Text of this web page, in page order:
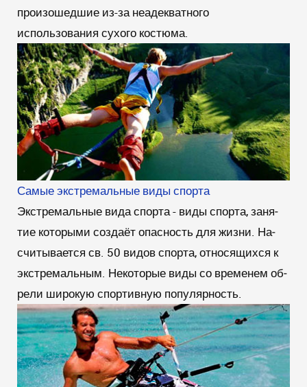
произошедшие из-за неадекватного
использования сухого костюма.
Самые экстремальные виды спорта
Экстремальные вида спорта - ви­ды спор­та, за­ня­
тие ко­то­ры­ми соз­да­ёт опас­ность для жиз­ни. На­
счи­ты­ва­ет­ся св. 50 ви­дов спор­та, от­но­ся­щих­ся к
экс­тре­маль­ным. Не­ко­то­рые ви­ды со вре­ме­нем об­
ре­ли ши­ро­кую спортивную по­пу­ляр­ность.